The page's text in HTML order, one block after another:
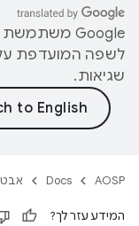
לשפה המועדפת
שגיאות.
AOSP
Docs
המידע עזר לך?